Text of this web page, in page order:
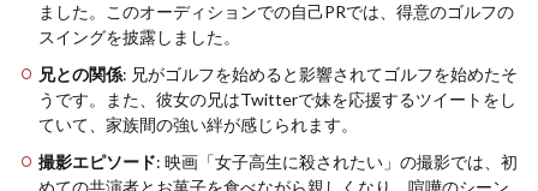
ました。このオーディションでの自己PRでは、得意のゴルフの
スイングを披露しました​​。
兄との関係: 兄がゴルフを始めると影響されてゴルフを始めたそ
うです。また、彼女の兄はTwitterで妹を応援するツイートをし
ていて、家族間の強い絆が感じられます​​。
撮影エピソード: 映画「女子高生に殺されたい」の撮影では、初
めての共演者とお菓子を食べながら親しくなり、喧嘩のシーン